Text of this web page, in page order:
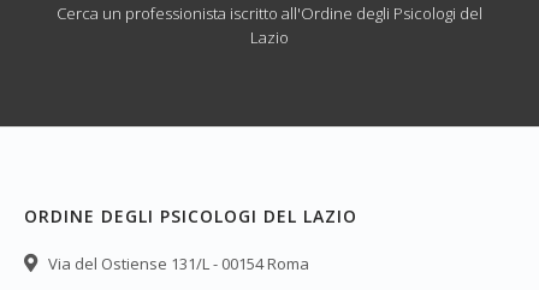
Cerca un professionista iscritto all'Ordine degli Psicologi del
Lazio
ORDINE DEGLI PSICOLOGI DEL LAZIO
Via del Ostiense 131/L - 00154 Roma